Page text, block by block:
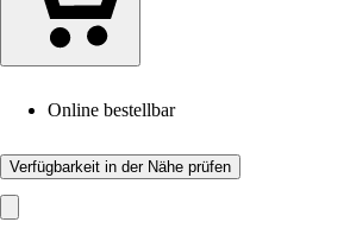
Online bestellbar
Verfügbarkeit in der Nähe prüfen